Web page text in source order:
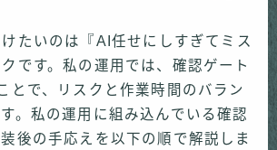
たいのは『AI任せにしすぎてミス
です。私の運用では、確認ゲート
とで、リスクと作業時間のバラン
。私の運用に組み込んでいる確認
後の手応えを以下の順で解説しま